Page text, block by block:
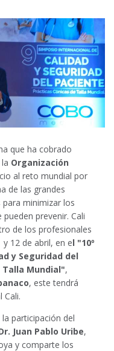
que ha cobrado
Organización
al reto mundial por
de las grandes
minimizar los
prevenir. Cali
de los profesionales
12 de abril, en el "10º
y Seguridad del
Talla Mundial",
, este tendrá
Cali.
participación del
Juan Pablo Uribe,
y comparte los